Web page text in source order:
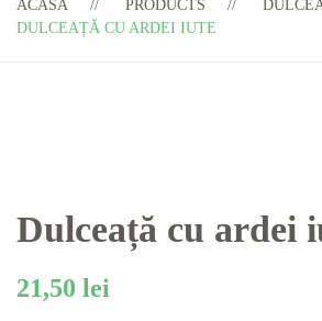
ACASĂ PRODUCTS
DULCEAȚĂ CU ARDEI IUTE
Dulceață cu ardei
21,50 lei